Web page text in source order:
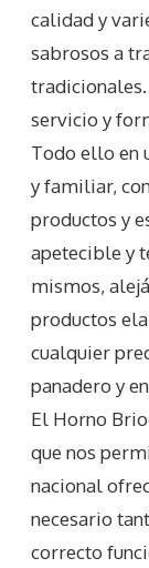
calidad y
sabrosos a
servicio y
Todo ello en
y familiar,
productos y
apetecible y
mismos,
productos
cualquier
panadero y
El Horno
que nos
nacional
necesario
correcto